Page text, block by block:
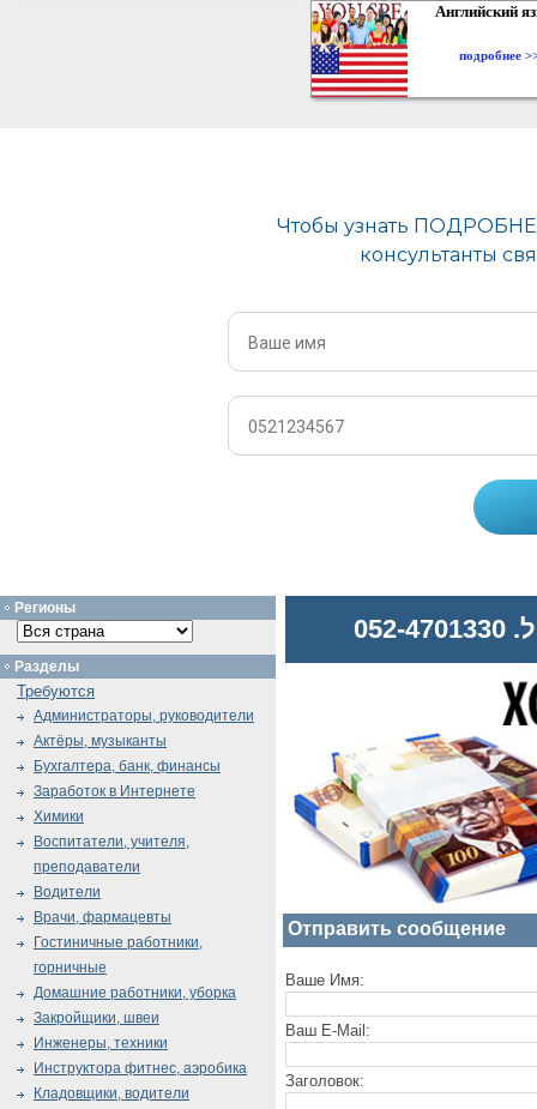
Английский
подробнее
Отправить сообщение
Ваше Имя:
Ваш E-Mail:
Заголовок:
Регионы
Разделы
Требуются
Администраторы, руководители
Актёры, музыканты
Бухгалтера, банк, финансы
Заработок в Интернете
Химики
Воспитатели, учителя,
преподаватели
Водители
Врачи, фармацевты
Гостиничные работники,
горничные
Домашние работники, уборка
Закройщики, швеи
Инженеры, техники
Инструктора фитнес, аэробика
Кладовщики, водители